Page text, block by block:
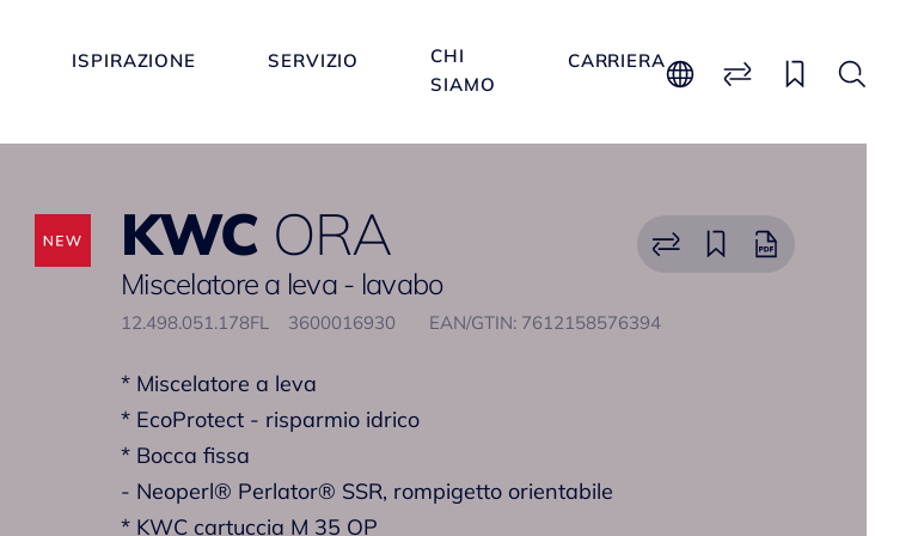
ISPIRAZIONE SERVIZIO
CHI
SIAMO
CARRIERA
KWC ORA
Miscelatore a leva - lavabo
12.498.051.178FL 3600016930 EAN/GTIN: 7612158576394
* Miscelatore a leva
* EcoProtect - risparmio idrico
* Bocca fissa
- Neoperl® Perlator® SSR, rompigetto orientabile
* KWC cartuccia M 35 OP